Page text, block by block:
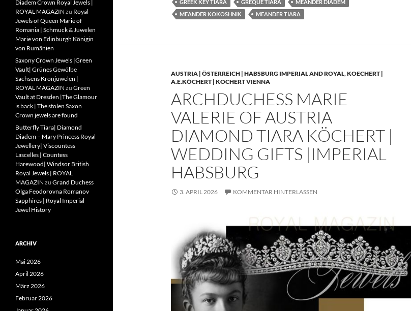
GREEK KEY TIARA
GREQUE TIARA
MEANDER DIADEM
MEANDER KOKOSHNIK
MEANDER TIARA
AUSTRIA | ÖSTERREICH | HABSBURG IMPERIAL AND ROYAL,KOECHERT |
A.E.KÖCHERT | KOCHERT VIENNA
ARCHDUCHESS MARIE
VALERIE OF AUSTRIA
DIAMOND TIARA KÖCHERT |
WEDDING GIFTS |IMPERIAL
HABSBURG
3. APRIL 2026 KOMMENTAR HINTERLASSEN
Diadem Crown Royal Jewels |
ROYAL MAGAZIN zu Royal
Jewels of Queen Marie of
Romania | Schmuck & Juwelen
Marie von Edinburgh Königin
von Rumänien
Saxony Crown Jewels |Green
Vault| Grünes Gewölbe
Sachsens Kronjuwelen |
ROYAL MAGAZIN zu Green
Vault at Dresden |The Glamour
is back | The stolen Saxon
Crown jewels are found
Butterfly Tiara| Diamond
Diadem – Mary Princess Royal
Jewellery| Viscountess
Lascelles | Countess
Harewood| Windsor British
Royal Jewels | ROYAL
MAGAZIN zu Grand Duchess
Olga Feodorovna Romanov
Sapphires | Royal Imperial
Jewel History
ARCHIV
Mai 2026
April 2026
März 2026
Februar 2026